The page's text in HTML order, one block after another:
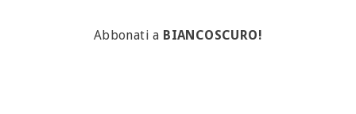
Abbonati a BIANCOSCURO!